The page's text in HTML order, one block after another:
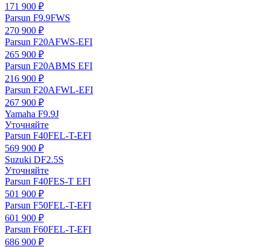
171 900 ₽
Parsun F9.9FWS
270 900 ₽
Parsun F20AFWS-EFI
265 900 ₽
Parsun F20ABMS EFI
216 900 ₽
Parsun F20AFWL-EFI
267 900 ₽
Yamaha F9.9J
Уточняйте
Parsun F40FEL-T-EFI
569 900 ₽
Suzuki DF2.5S
Уточняйте
Parsun F40FES-T EFI
501 900 ₽
Parsun F50FEL-T-EFI
601 900 ₽
Parsun F60FEL-T-EFI
686 900 ₽